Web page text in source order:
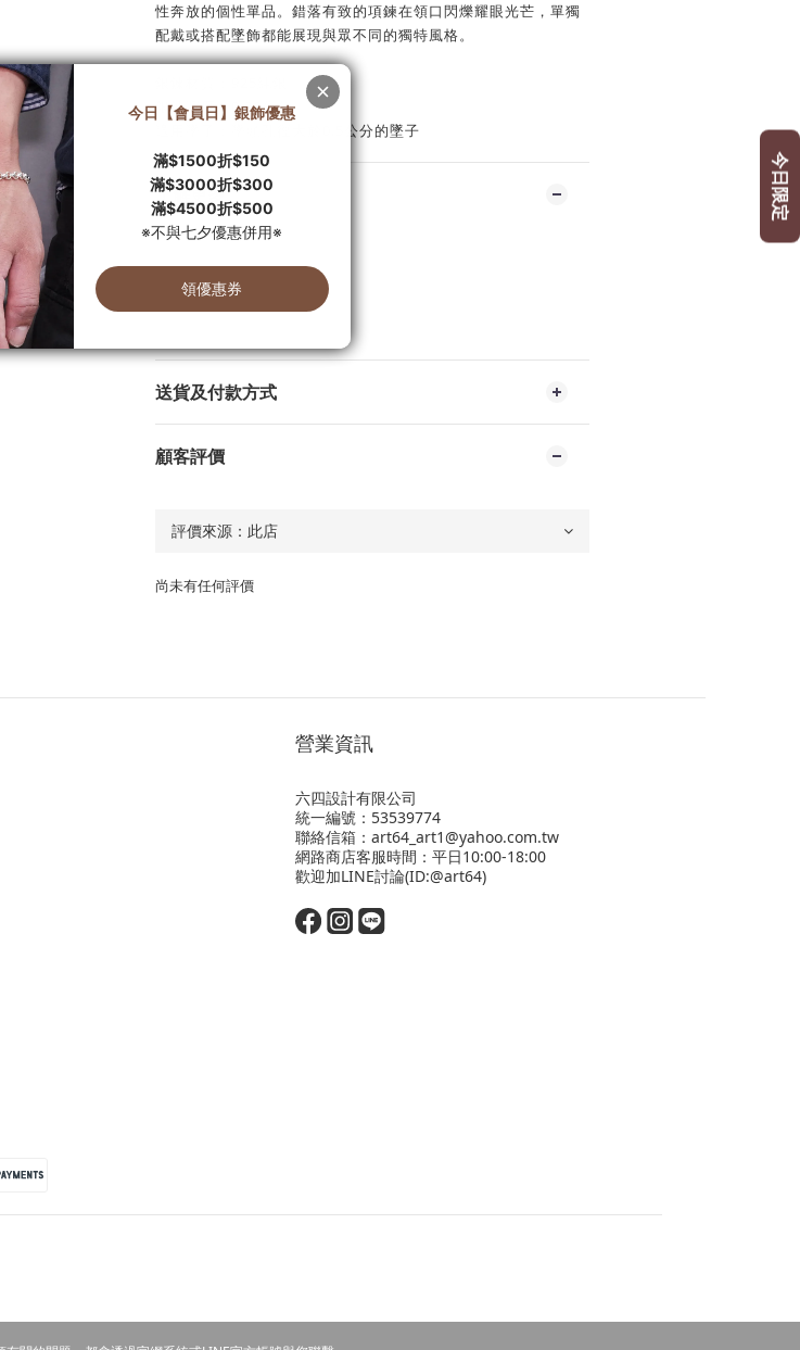
性奔放的個性單品。錯落有致的項鍊在領口閃爍耀眼光芒，單獨
配戴或搭配墜飾都能展現與眾不同的獨特風格。
銀鍊寬度：0.36公分
適用墜子：墜頭孔徑大於0.5公分的墜子
了解更多
送貨及付款方式
顧客評價
尚未有任何評價
營業資訊
六四設計有限公司
統一編號：53539774
聯絡信箱：art64_art1@yahoo.com.tw
網路商店客服時間：平日10:00-18:00
歡迎加LINE討論(ID:@art64)